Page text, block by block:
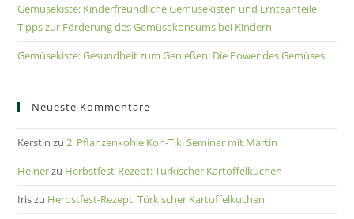
Gemüsekiste: Kinderfreundliche Gemüsekisten und Ernteanteile:
Tipps zur Förderung des Gemüsekonsums bei Kindern
Gemüsekiste: Gesundheit zum Genießen: Die Power des Gemüses
Neueste Kommentare
Kerstin zu 2. Pflanzenkohle Kon-Tiki Seminar mit Martin
Heinerzu Herbstfest-Rezept: Türkischer Kartoffelkuchen
Iriszu Herbstfest-Rezept: Türkischer Kartoffelkuchen